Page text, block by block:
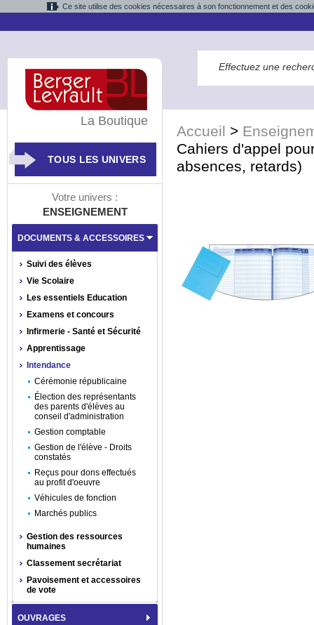
Ce site utilise des cookies nécessaires à son fonctionnement et des
Accueil >
Cahiers d'appel
absences, retards)
La Boutique
TOUS LES UNIVERS
Votre univers :
ENSEIGNEMENT
DOCUMENTS & ACCESSOIRES
Suivi des élèves
Vie Scolaire
Les essentiels Education
Examens et concours
Infirmerie - Santé et Sécurité
Apprentissage
Intendance
Cérémonie républicaine
Élection des représentants
des parents d'élèves au
conseil d'administration
Gestion comptable
Gestion de l'élève - Droits
constatés
Reçus pour dons effectués
au profit d'oeuvre
Véhicules de fonction
Marchés publics
Gestion des ressources
humaines
Classement secrétariat
Pavoisement et accessoires
de vote
OUVRAGES